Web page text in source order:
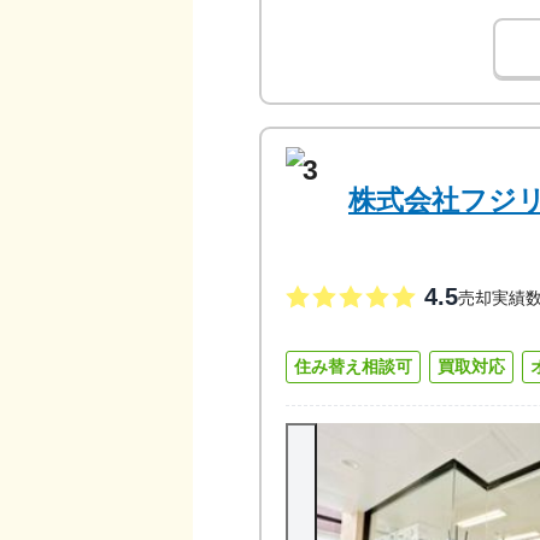
3
株式会社フジ
4.5売却実績
住み替え相談可 買取対応